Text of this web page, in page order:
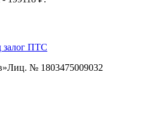
залог ПТС
Лиц. № 1803475009032